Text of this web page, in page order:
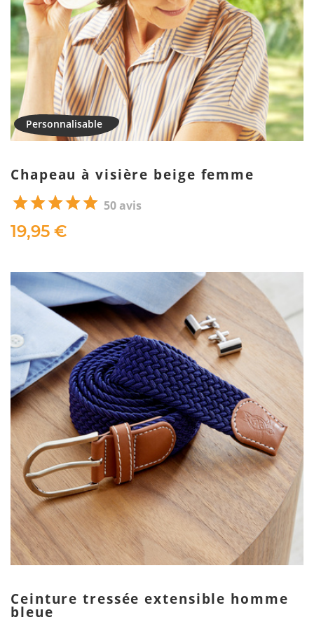
Chapeau à visière beige femme
50 avis
19,95 €
Ceinture tressée extensible homme
bleue